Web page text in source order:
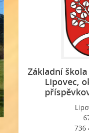
Základní
Lipovec,
736